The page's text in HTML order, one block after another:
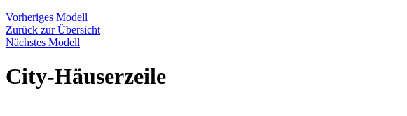
Vorheriges Modell
Zurück zur Übersicht
Nächstes Modell
City-Häuserzeile